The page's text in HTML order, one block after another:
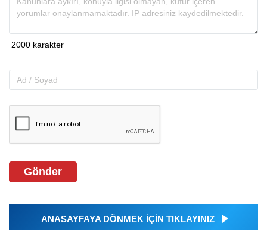
Gönder
ANASAYFAYA DÖNMEK İÇİN TIKLAYINIZ